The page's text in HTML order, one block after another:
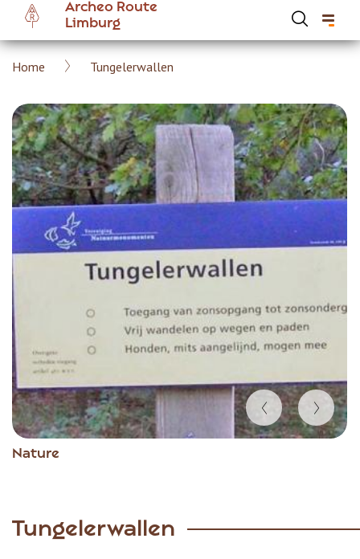
main
content
Archeo Route
Limburg
Breadcrumb
Home Tungelerwallen
Nature
Item
Tungelerwallen